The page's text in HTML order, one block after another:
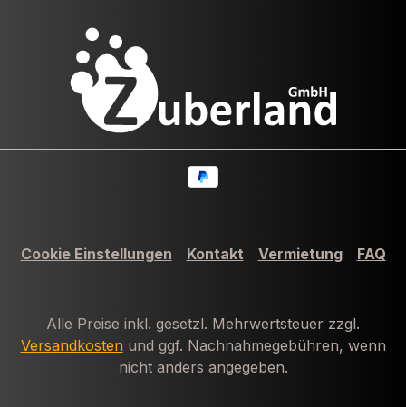
Cookie Einstellungen Kontakt Vermietung FAQ
Alle Preise inkl. gesetzl. Mehrwertsteuer zzgl.
Versandkosten und ggf. Nachnahmegebühren, wenn
nicht anders angegeben.